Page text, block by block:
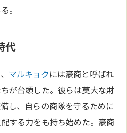
。
代
マルキョクには豪商と呼ばれ
が台頭した。彼らは莫大な財
し、自らの商隊を守るために
する力をも持ち始めた。豪商